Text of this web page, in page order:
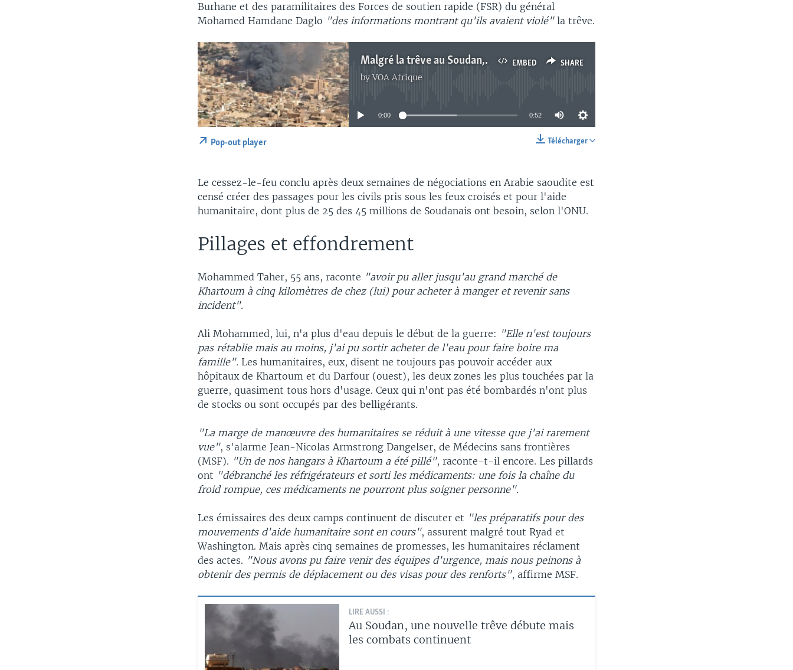
Burhane et des paramilitaires des Forces de soutien rapide (FSR) du général
Mohamed Hamdane Daglo "des informations montrant qu'ils avaient violé"la trêve.
EMBED SHARE
Malgré la trêve au Soudan, des tirs entendus à Khartoum
byVOA Afrique
No media source currently available
0:00 0:52
Télécharger
Pop-out player
Le cessez-le-feu conclu après deux semaines de négociations en Arabie saoudite est
censé créer des passages pour les civils pris sous les feux croisés et pour l'aide
humanitaire, dont plus de 25 des 45 millions de Soudanais ont besoin, selon l'ONU.
Pillages et effondrement
Mohammed Taher, 55 ans, raconte "avoir pu aller jusqu'au grand marché de
Khartoum à cinq kilomètres de chez (lui) pour acheter à manger et revenir sans
incident".
Ali Mohammed, lui, n'a plus d'eau depuis le début de la guerre: "Elle n'est toujours
pas rétablie mais au moins, j'ai pu sortir acheter de l'eau pour faire boire ma
famille". Les humanitaires, eux, disent ne toujours pas pouvoir accéder aux
hôpitaux de Khartoum et du Darfour (ouest), les deux zones les plus touchées par la
guerre, quasiment tous hors d'usage. Ceux qui n'ont pas été bombardés n'ont plus
de stocks ou sont occupés par des belligérants.
"La marge de manœuvre des humanitaires se réduit à une vitesse que j'ai rarement
vue", s'alarme Jean-Nicolas Armstrong Dangelser, de Médecins sans frontières
(MSF). "Un de nos hangars à Khartoum a été pillé", raconte-t-il encore. Les pillards
ont "débranché les réfrigérateurs et sorti les médicaments: une fois la chaîne du
froid rompue, ces médicaments ne pourront plus soigner personne".
Les émissaires des deux camps continuent de discuter et "les préparatifs pour des
mouvements d'aide humanitaire sont en cours", assurent malgré tout Ryad et
Washington. Mais après cinq semaines de promesses, les humanitaires réclament
des actes. "Nous avons pu faire venir des équipes d'urgence, mais nous peinons à
obtenir des permis de déplacement ou des visas pour des renforts", affirme MSF.
LIRE AUSSI :
Au Soudan, une nouvelle trêve débute mais
les combats continuent